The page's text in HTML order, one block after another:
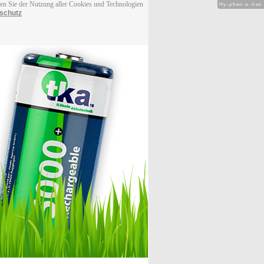
Sie der Nutzung aller Cookies und Technologien
Hy-phen-a-tion